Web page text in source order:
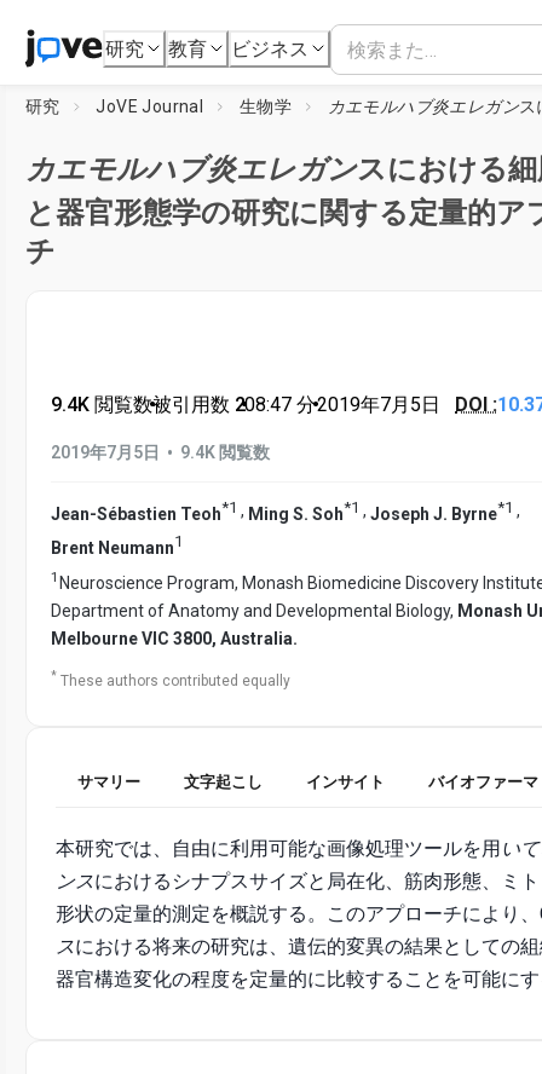
研究 教育 ビジネス
研究 JoVE Journal 生物学 カエモルハブ炎エレガンスにお
カエモルハブ炎エレガンスにおける
と器官形態学の研究に関する定量的ア
チ
9.4K 閲覧数•被引用数 2•08:47 分•2019年7月5日 DOI :
2019年7月5日 • 9.4K 閲覧数
Jean-Sébastien Teoh*1 , Ming S. Soh*1 , Joseph J. Byrne*1 ,
Brent Neumann1
1 Neuroscience Program, Monash Biomedicine Discovery
Department of Anatomy and Developmental Biology, Monash
Melbourne VIC 3800, Australia.
* These authors contributed equally
サマリー 文字起こし インサイト バイオファー
本研究では、自由に利用可能な画像処理ツールを用い
ンスにおけるシナプスサイズと局在化、筋肉形態、ミ
形状の定量的測定を概説する。このアプローチにより、
スにおける将来の研究は、遺伝的変異の結果としての
器官構造変化の程度を定量的に比較することを可能に